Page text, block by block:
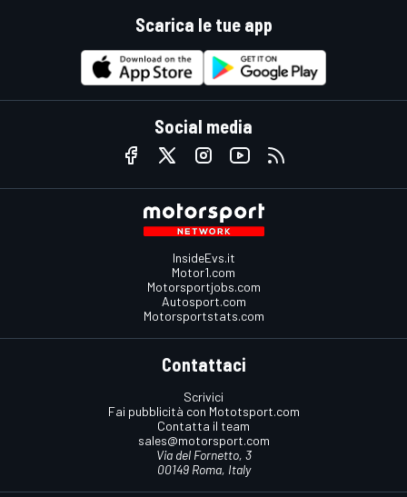
Scarica le tue app
Social media
InsideEvs.it
Motor1.com
Motorsportjobs.com
Autosport.com
Motorsportstats.com
Contattaci
Scrivici
Fai pubblicità con Mototsport.com
Contatta il team
sales@motorsport.com
Via del Fornetto, 3
00149 Roma, Italy